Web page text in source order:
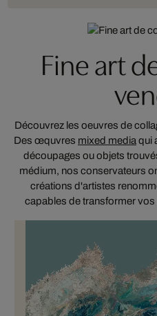
Fine art
Découvrez les oeuvres de
Des œquvres mixed media qui
découpages ou objets
médium, nos conservateurs
créations d'artistes
capables de transformer vos